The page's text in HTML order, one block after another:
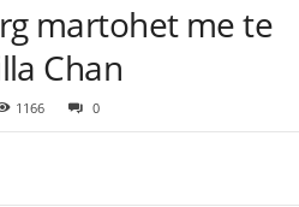
martohet me te
Chan
1166 0